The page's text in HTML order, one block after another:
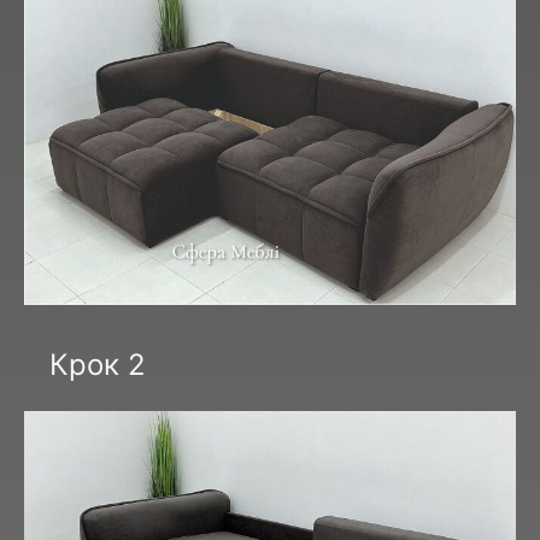
Крок 2